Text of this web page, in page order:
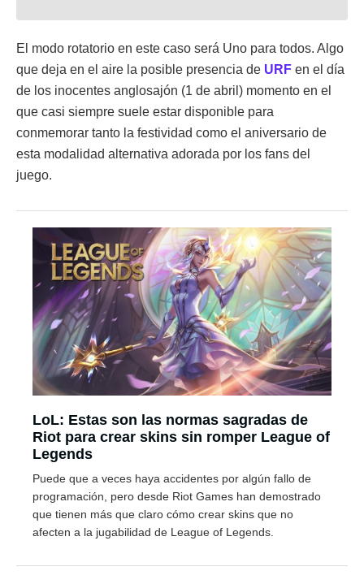
El modo rotatorio en este caso será Uno para todos. Algo
que deja en el aire la posible presencia de URF en el día
de los inocentes anglosajón (1 de abril) momento en el
que casi siempre suele estar disponible para
conmemorar tanto la festividad como el aniversario de
esta modalidad alternativa adorada por los fans del
juego.
LoL: Estas son las normas sagradas de
Riot para crear skins sin romper League of
Legends
Puede que a veces haya accidentes por algún fallo de
programación, pero desde Riot Games han demostrado
que tienen más que claro cómo crear skins que no
afecten a la jugabilidad de League of Legends.